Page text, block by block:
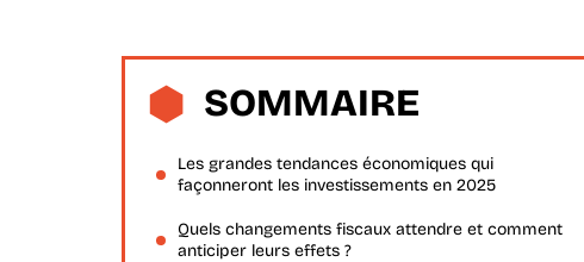
SOMMAIRE
Les grandes tendances économiques qui
façonneront les investissements en 2025
Quels changements fiscaux attendre et comment
anticiper leurs effets ?